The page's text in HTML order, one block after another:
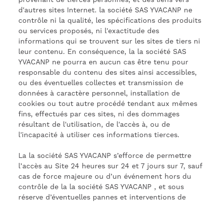
d'autres sites Internet. la société SAS YVACANP ne
contrôle ni la qualité, les spécifications des produits
ou services proposés, ni l'exactitude des
informations qui se trouvent sur les sites de tiers ni
leur contenu. En conséquence, la la société SAS
YVACANP ne pourra en aucun cas être tenu pour
responsable du contenu des sites ainsi accessibles,
ou des éventuelles collectes et transmission de
données à caractère personnel, installation de
cookies ou tout autre procédé tendant aux mêmes
fins, effectués par ces sites, ni des dommages
résultant de l'utilisation, de l'accès à, ou de
l'incapacité à utiliser ces informations tierces.
La la société SAS YVACANP s’efforce de permettre
l’accès au Site 24 heures sur 24 et 7 jours sur 7, sauf
cas de force majeure ou d’un événement hors du
contrôle de la la société SAS YVACANP , et sous
réserve d’éventuelles pannes et interventions de